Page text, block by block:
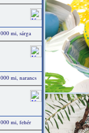
mi, sárga
mi, narancs
mi, fehér